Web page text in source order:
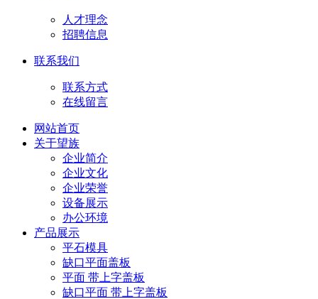
人才理念
招聘信息
联系我们
联系方式
在线留言
网站首页
关于望族
企业简介
企业文化
企业荣誉
设备展示
办公环境
产品展示
平石模具
缺口平面盖板
平面 带上字盖板
缺口平面 带上字盖板